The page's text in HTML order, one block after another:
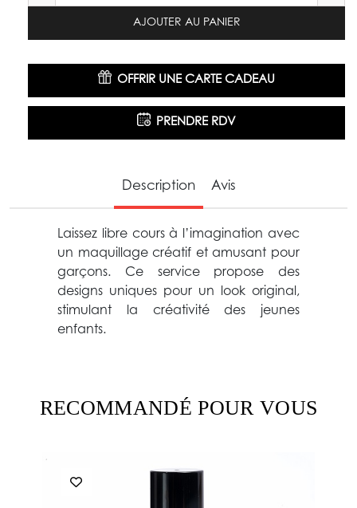
AJOUTER AU PANIER
OFFRIR UNE CARTE CADEAU
PRENDRE RDV
Description Avis
Laissez libre cours à l’imagination avec
un maquillage créatif et amusant pour
garçons. Ce service propose des
designs uniques pour un look original,
stimulant la créativité des jeunes
enfants.
RECOMMANDÉ POUR VOUS